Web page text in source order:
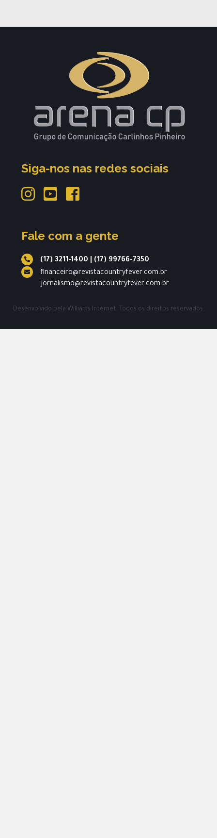
Siga-nos nas redes sociais
Fale com a gente
(17) 3211-1400
(17) 99766-7350
financeiro@revistacountryfever.com.br
jornalismo@revistacountryfever.com.br
Desenvolvido pela Williarts Internet. Todos os direitos reservados.